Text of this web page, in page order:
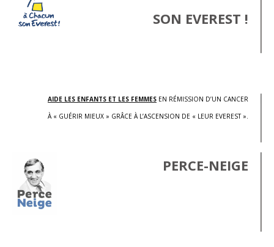
SON EVEREST !
AIDE LES ENFANTS ET LES FEMMES EN RÉMISSION D’UN CANCER
À « GUÉRIR MIEUX » GRÂCE À L’ASCENSION DE « LEUR EVEREST ».
PERCE-NEIGE